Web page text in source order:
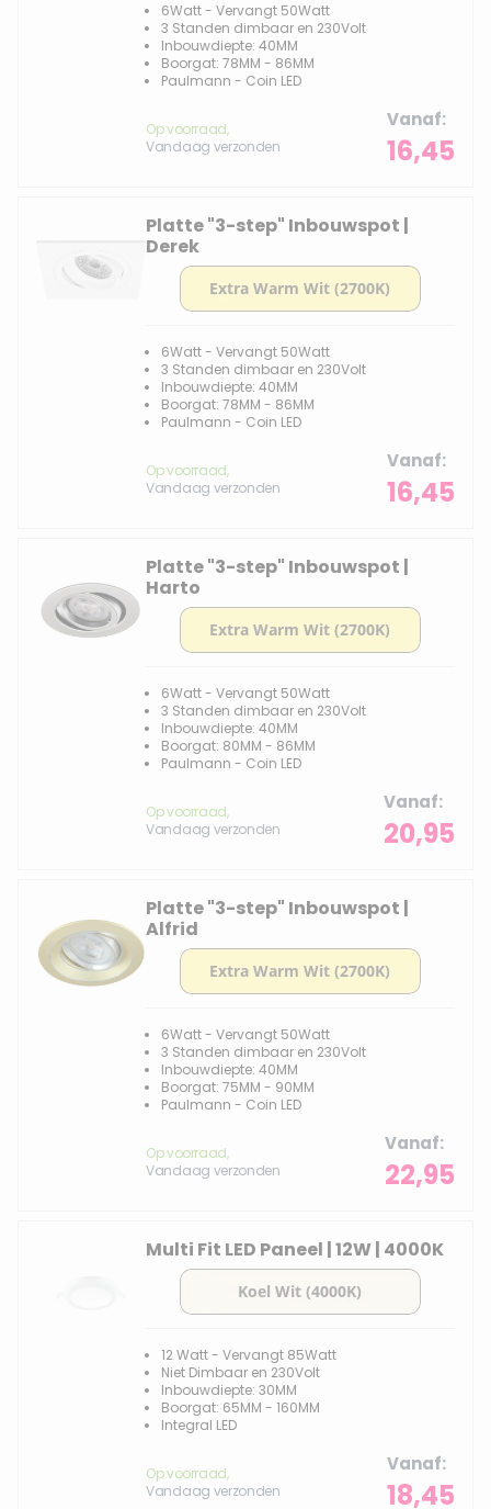
6Watt - Vervangt 50Watt
3 Standen dimbaar en 230Volt
Inbouwdiepte: 40MM
Boorgat: 78MM - 86MM
Paulmann - Coin LED
Op voorraad,
Vandaag verzonden
Vanaf
16,45
Platte "3-step" Inbouwspot |
Derek
6Watt - Vervangt 50Watt
3 Standen dimbaar en 230Volt
Inbouwdiepte: 40MM
Boorgat: 78MM - 86MM
Paulmann - Coin LED
Op voorraad,
Vandaag verzonden
Vanaf
16,45
Platte "3-step" Inbouwspot |
Harto
6Watt - Vervangt 50Watt
3 Standen dimbaar en 230Volt
Inbouwdiepte: 40MM
Boorgat: 80MM - 86MM
Paulmann - Coin LED
Op voorraad,
Vandaag verzonden
Vanaf
20,95
Platte "3-step" Inbouwspot |
Alfrid
6Watt - Vervangt 50Watt
3 Standen dimbaar en 230Volt
Inbouwdiepte: 40MM
Boorgat: 75MM - 90MM
Paulmann - Coin LED
Op voorraad,
Vandaag verzonden
Vanaf
22,95
Multi Fit LED Paneel | 12W | 4000K
12 Watt - Vervangt 85Watt
Niet Dimbaar en 230Volt
Inbouwdiepte: 30MM
Boorgat: 65MM - 160MM
Integral LED
Op voorraad,
Vandaag verzonden
Vanaf
18,45